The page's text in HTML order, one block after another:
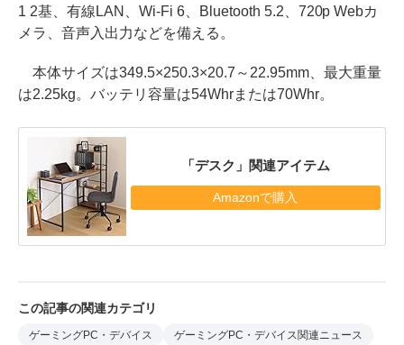
1 2基、有線LAN、Wi-Fi 6、Bluetooth 5.2、720p Webカ
メラ、音声入出力などを備える。
本体サイズは349.5×250.3×20.7～22.95mm、最大重量
は2.25kg。バッテリ容量は54Whrまたは70Whr。
「デスク」関連アイテム
Amazonで購入
この記事の関連カテゴリ
ゲーミングPC・デバイス ゲーミングPC・デバイス関連ニュース